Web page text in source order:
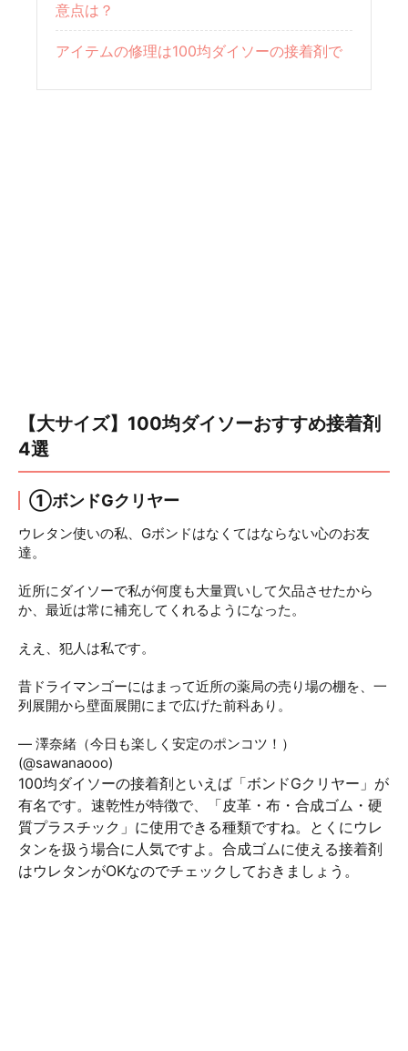
意点は？
アイテムの修理は100均ダイソーの接着剤で
【大サイズ】100均ダイソーおすすめ接着剤
4選
①ボンドGクリヤー
ウレタン使いの私、Gボンドはなくてはならない心のお友
達。
近所にダイソーで私が何度も大量買いして欠品させたから
か、最近は常に補充してくれるようになった。
ええ、犯人は私です。
昔ドライマンゴーにはまって近所の薬局の売り場の棚を、一
列展開から壁面展開にまで広げた前科あり。
— 澤奈緒（今日も楽しく安定のポンコツ！）
(@sawanaooo)
100均ダイソーの接着剤といえば「ボンドGクリヤー」が
有名です。速乾性が特徴で、「皮革・布・合成ゴム・硬
質プラスチック」に使用できる種類ですね。とくにウレ
タンを扱う場合に人気ですよ。合成ゴムに使える接着剤
はウレタンがOKなのでチェックしておきましょう。